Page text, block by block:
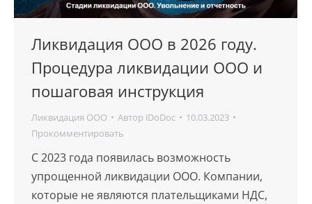
Ликвидация ООО в 2026 году.
Процедура ликвидации ООО и
пошаговая инструкция
Ликвидация ООО Автор iDoDoc
10.03.2023
Прокомментировать
С 2023 года появилась возможность
упрощенной ликвидации ООО. Компании,
которые не являются плательщиками НДС,